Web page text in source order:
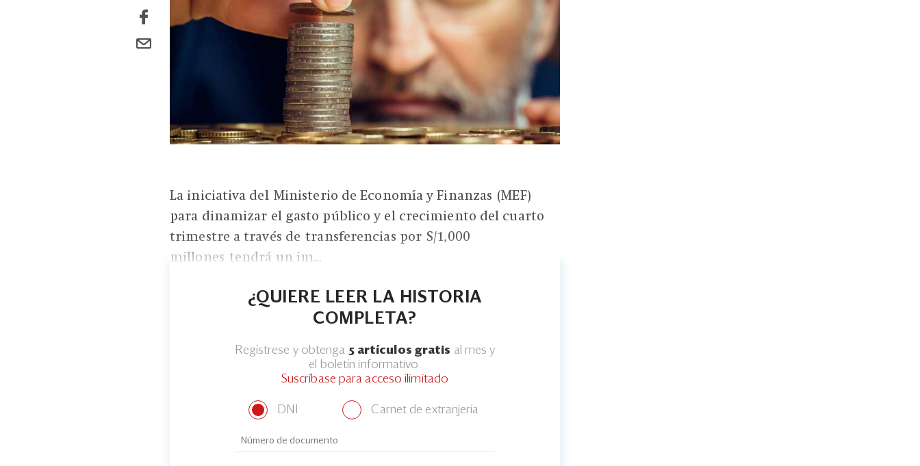
La iniciativa del Ministerio de Economía y Finanzas (MEF)
para dinamizar el gasto público y el crecimiento del cuarto
trimestre a través de transferencias por S/1,000
millones tendrá un im...
¿QUIERE LEER LA HISTORIA
COMPLETA?
Regístrese y obtenga 5 artículos gratis al mes y
el boletín informativo.
Suscríbase para acceso ilimitado
DNI Carnet de extranjería